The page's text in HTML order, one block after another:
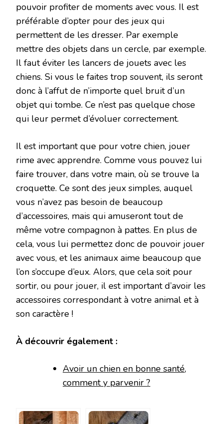
pouvoir profiter de moments avec vous. Il est
préférable d’opter pour des jeux qui
permettent de les dresser. Par exemple
mettre des objets dans un cercle, par exemple.
Il faut éviter les lancers de jouets avec les
chiens. Si vous le faites trop souvent, ils seront
donc à l’affut de n’importe quel bruit d’un
objet qui tombe. Ce n’est pas quelque chose
qui leur permet d’évoluer correctement.
Il est important que pour votre chien, jouer
rime avec apprendre. Comme vous pouvez lui
faire trouver, dans votre main, où se trouve la
croquette. Ce sont des jeux simples, auquel
vous n’avez pas besoin de beaucoup
d’accessoires, mais qui amuseront tout de
même votre compagnon à pattes. En plus de
cela, vous lui permettez donc de pouvoir jouer
avec vous, et les animaux aime beaucoup que
l’on s’occupe d’eux. Alors, que cela soit pour
sortir, ou pour jouer, il est important d’avoir les
accessoires correspondant à votre animal et à
son caractère !
À découvrir également :
Avoir un chien en bonne santé,
comment y parvenir ?